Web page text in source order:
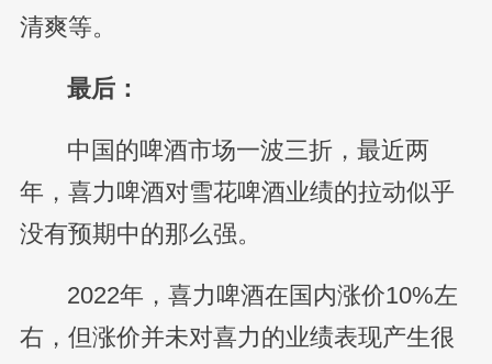
清爽等。
最后：
中国的啤酒市场一波三折，最近两
年，喜力啤酒对雪花啤酒业绩的拉动似乎
没有预期中的那么强。
2022年，喜力啤酒在国内涨价10%左
右，但涨价并未对喜力的业绩表现产生很